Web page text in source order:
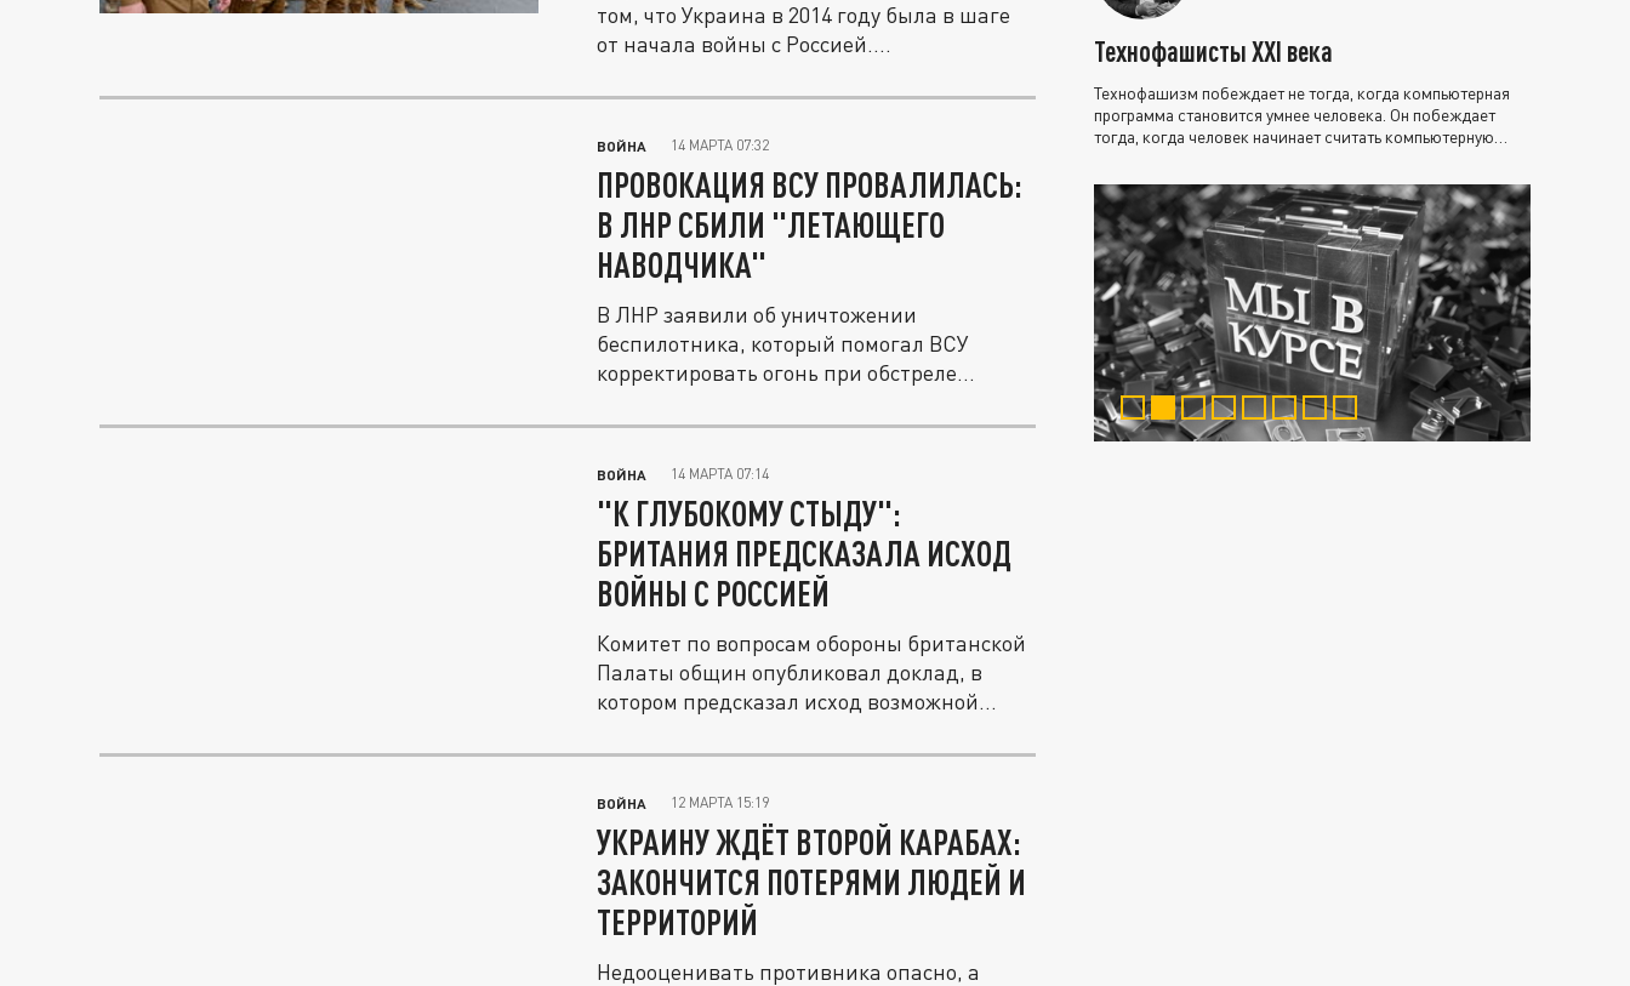
том, что Украина в 2014 году была в шаге
от начала войны с Россией....
ВОЙНА 14 МАРТА 07:32
ПРОВОКАЦИЯ ВСУ ПРОВАЛИЛАСЬ:
В ЛНР СБИЛИ "ЛЕТАЮЩЕГО
НАВОДЧИКА"
В ЛНР заявили об уничтожении
беспилотника, который помогал ВСУ
корректировать огонь при обстреле
ВОЙНА 14 МАРТА 07:14
"К ГЛУБОКОМУ СТЫДУ":
БРИТАНИЯ ПРЕДСКАЗАЛА ИСХОД
ВОЙНЫ С РОССИЕЙ
Комитет по вопросам обороны британской
Палаты общин опубликовал доклад, в
котором предсказал исход возможной...
ВОЙНА 12 МАРТА 15:19
УКРАИНУ ЖДЁТ ВТОРОЙ КАРАБАХ:
ЗАКОНЧИТСЯ ПОТЕРЯМИ ЛЮДЕЙ И
ТЕРРИТОРИЙ
Недооценивать противника опасно, а
Технофашисты XXI века
Технофашизм побеждает не тогда, когда компьютерная
программа становится умнее человека. Он побеждает
тогда, когда человек начинает считать компьютерную